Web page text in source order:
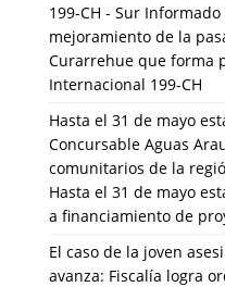
199-CH - Sur Informado
mejoramiento de la
Curarrehue que forma
Internacional 199-CH
Hasta el 31 de mayo
Concursable Aguas
comunitarios de la
Hasta el 31 de mayo
a financiamiento de
El caso de la joven
avanza: Fiscalía logra